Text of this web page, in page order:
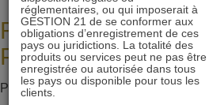
Retrouvez
Patrimonia (stand
Posted on8 septembre 2021 by
réglementaires, ou qui imposerait à
GESTION 21 de se conformer aux
obligations d’enregistrement de ces
pays ou juridictions. La totalité des
produits ou services peut ne pas être
enregistrée ou autorisée dans tous
les pays ou disponible pour tous les
clients.